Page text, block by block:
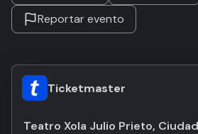
Reportar evento
Ticketmaster
Teatro Xola Julio Prieto,